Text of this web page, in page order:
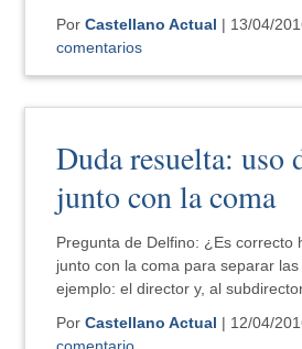
PorCastellano Actual | 13/04/
comentarios
Duda resuelta: uso
junto con la coma
Pregunta de Delfino: ¿Es correcto
junto con la coma para separar
ejemplo: el director y, al
PorCastellano Actual | 12/04/